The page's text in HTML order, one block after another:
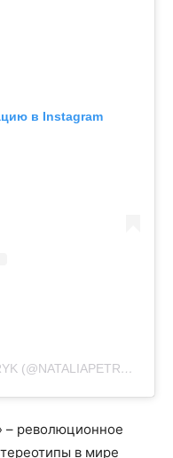
в Instagram
ПУБЛИКАЦИЯ ОТ NATALIA PETRYK (@NATALIAPETRYK)
– революционное
в мире